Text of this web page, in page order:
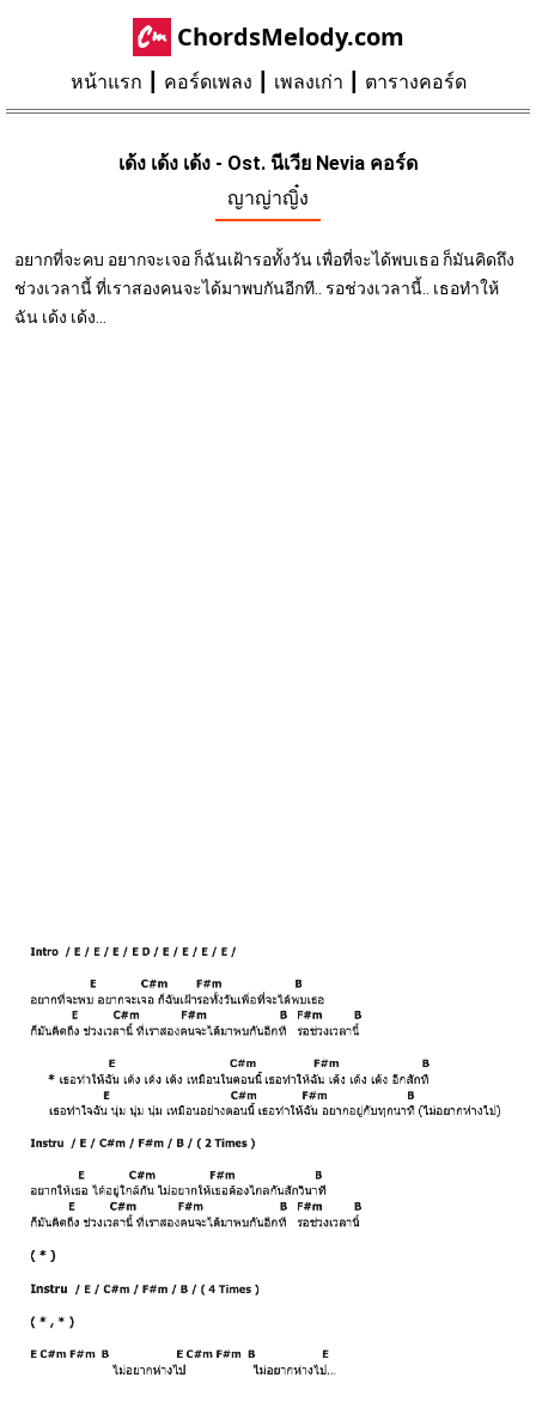
ChordsMelody.com
หน้าแรก คอร์ดเพลง เพลงเก่า ตารางคอร์ด
เด้ง เด้ง เด้ง - Ost. นีเวีย Nevia คอร์ด
ญาญ่าญิ๋ง
อยากที่จะคบ อยากจะเจอ ก็ฉันเฝ้ารอทั้งวัน เพื่อที่จะได้พบเธอ ก็มันคิดถึง
ช่วงเวลานี้ ที่เราสองคนจะได้มาพบกันอีกที.. รอช่วงเวลานี้.. เธอทำให้
ฉัน เด้ง เด้ง...